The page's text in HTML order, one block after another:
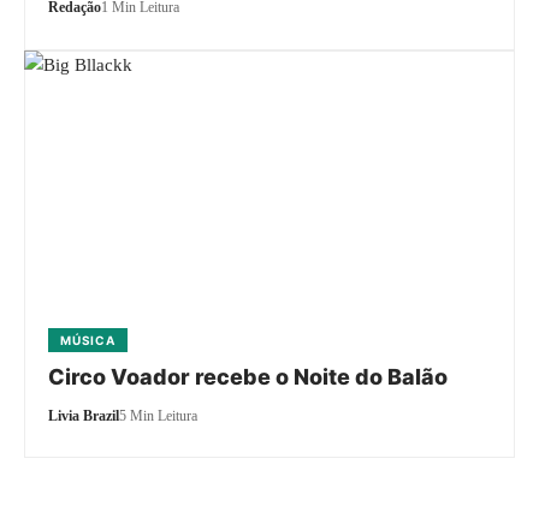
Redação1 Min Leitura
MÚSICA
Circo Voador recebe o Noite do Balão
Livia Brazil5 Min Leitura